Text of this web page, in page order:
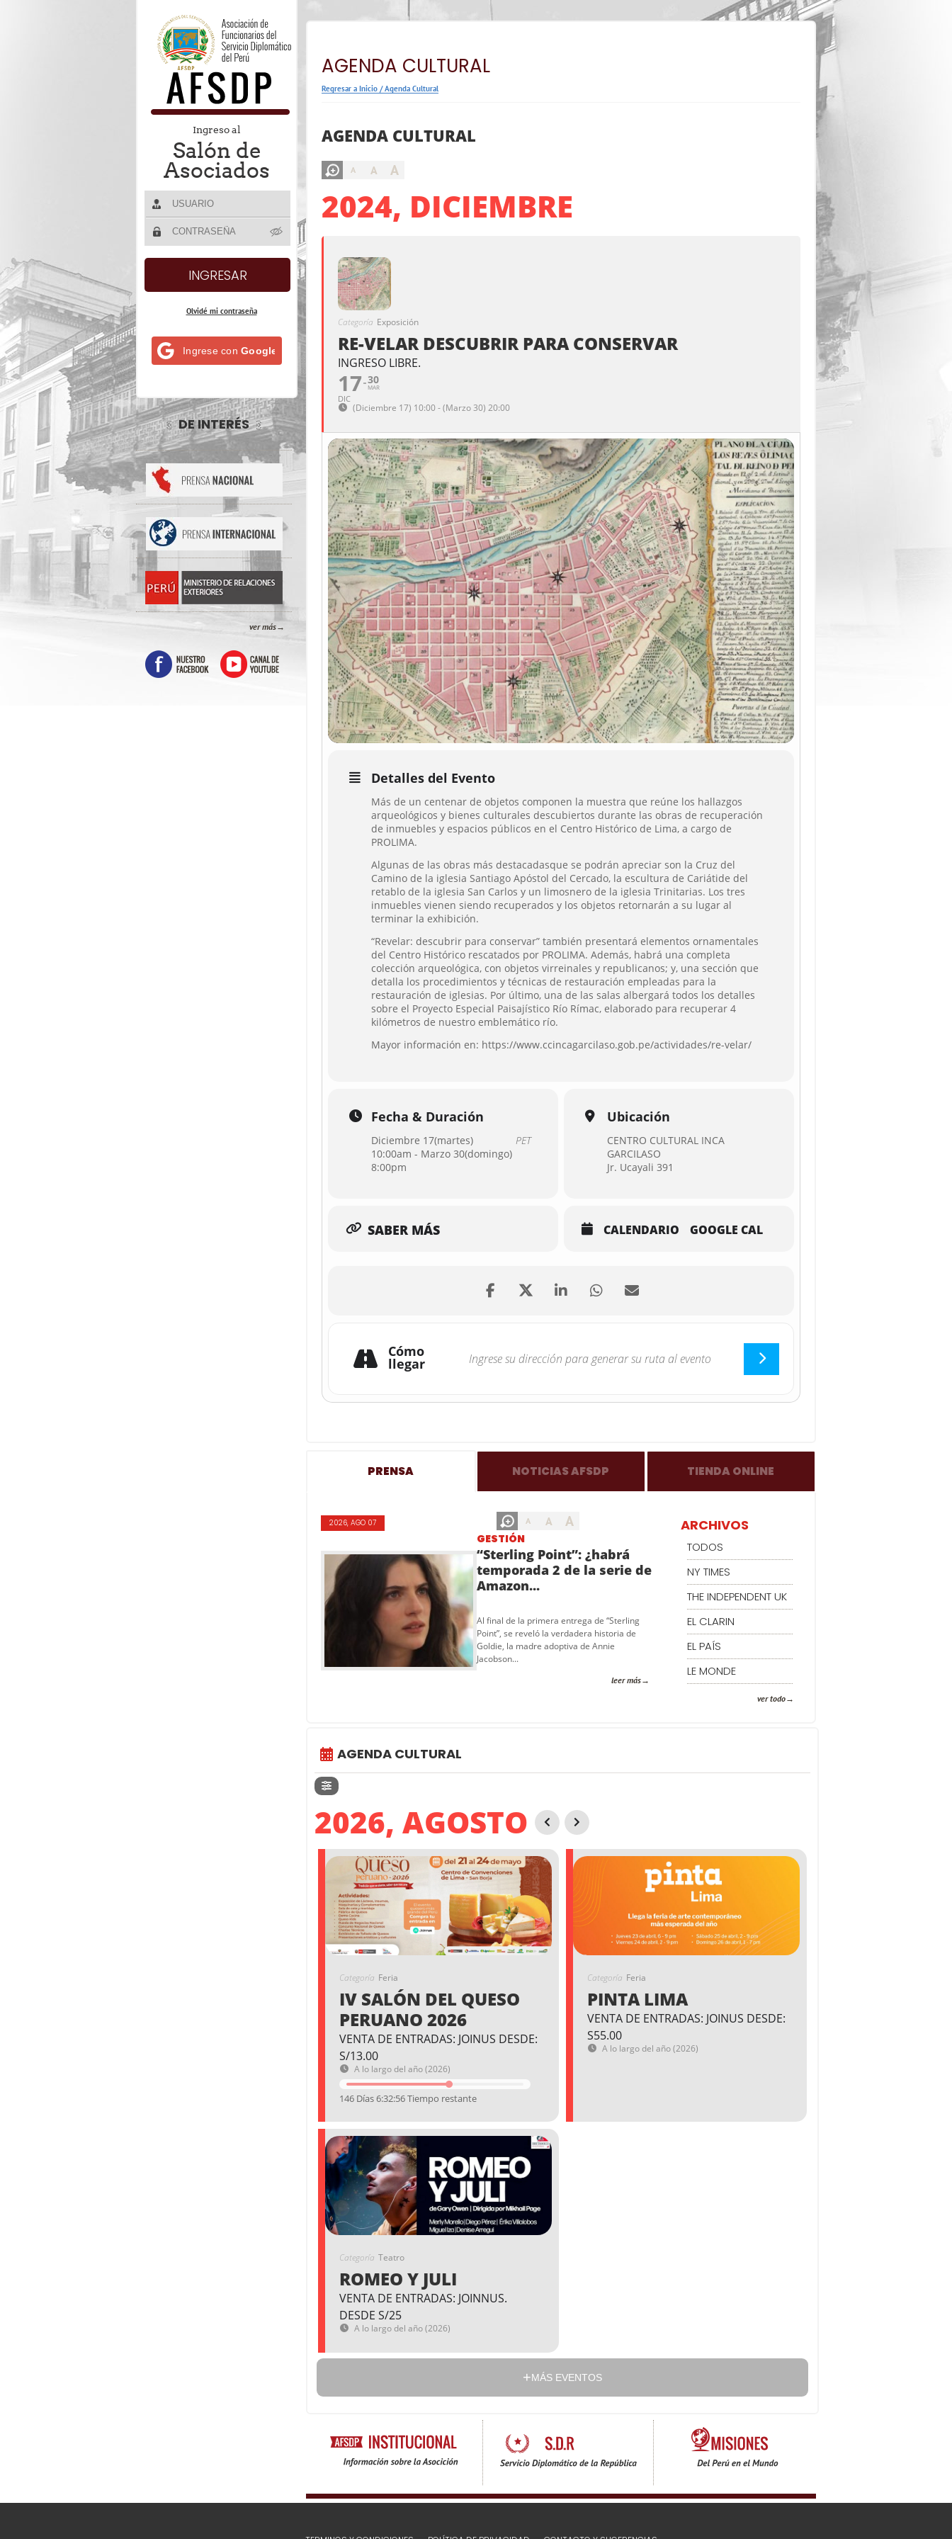
Ingreso al
Salón de
Asociados
Olvidé mi contraseña
Ingrese con Google
DE INTERÉS
ver más
AGENDA CULTURAL
Regresar a Inicio /Agenda Cultural
AGENDA CULTURAL
A A A
2024, DICIEMBRE
Categoría Exposición
RE-VELAR DESCUBRIR PARA CONSERVAR
INGRESO LIBRE.
17
DIC
30
MAR
(Diciembre 17) 10:00 - (Marzo 30) 20:00
Detalles del Evento
Más de un centenar de objetos componen la muestra que reúne los hallazgos
arqueológicos y bienes culturales descubiertos durante las obras de recuperación
de inmuebles y espacios públicos en el Centro Histórico de Lima, a cargo de
PROLIMA.
Algunas de las obras más destacadasque se podrán apreciar son la Cruz del
Camino de la iglesia Santiago Apóstol del Cercado, la escultura de Cariátide del
retablo de la iglesia San Carlos y un limosnero de la iglesia Trinitarias. Los tres
inmuebles vienen siendo recuperados y los objetos retornarán a su lugar al
terminar la exhibición.
“Revelar: descubrir para conservar” también presentará elementos ornamentales
del Centro Histórico rescatados por PROLIMA. Además, habrá una completa
colección arqueológica, con objetos virreinales y republicanos; y, una sección que
detalla los procedimientos y técnicas de restauración empleadas para la
restauración de iglesias. Por último, una de las salas albergará todos los detalles
sobre el Proyecto Especial Paisajístico Río Rímac, elaborado para recuperar 4
kilómetros de nuestro emblemático río.
Mayor información en: https://www.ccincagarcilaso.gob.pe/actividades/re-velar/
Fecha & Duración
Diciembre 17(martes)
10:00am - Marzo 30(domingo)
8:00pm
PET
Ubicación
CENTRO CULTURAL INCA
GARCILASO
Jr. Ucayali 391
SABER MÁS CALENDARIO GOOGLE CAL
Cómo
llegar
PRENSA NOTICIAS AFSDP TIENDA ONLINE
A A A
2026, AGO 07
GESTIÓN
“Sterling Point”: ¿habrá
temporada 2 de la serie de
Amazon...
Al final de la primera entrega de “Sterling
Point”, se reveló la verdadera historia de
Goldie, la madre adoptiva de Annie
Jacobson...
leer más
ARCHIVOS
TODOS
NY TIMES
THE INDEPENDENT UK
EL CLARIN
EL PAÍS
LE MONDE
ver todo
AGENDA CULTURAL
2026, AGOSTO
Categoría Feria
IV SALÓN DEL QUESO
PERUANO 2026
VENTA DE ENTRADAS: JOINUS DESDE:
S/13.00
A lo largo del año (2026)
146 Días 6:32:55 Tiempo restante
Categoría Feria
PINTA LIMA
VENTA DE ENTRADAS: JOINUS DESDE:
S55.00
A lo largo del año (2026)
Categoría Teatro
ROMEO Y JULI
VENTA DE ENTRADAS: JOINNUS.
DESDE S/25
A lo largo del año (2026)
MÁS EVENTOS